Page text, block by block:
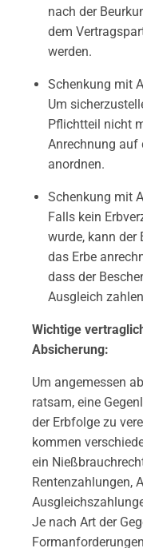
nach der
dem
werden.
Schenkung mit
Um
Pflichtteil nicht
Anrechnung auf
anordnen.
Schenkung mit
Falls kein
wurde, kann der
das Erbe
dass der
Ausgleich
Wichtige
Absicherung:
Um angemessen
ratsam, eine
der Erbfolge zu
kommen
ein
Rentenzahlungen,
Je nach Art der